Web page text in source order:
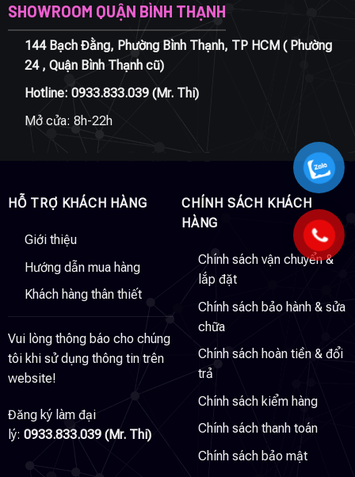
SHOWROOM QUẬN BÌNH THẠNH
144 Bạch Đằng, Phường Bình Thạnh, TP HCM ( Phường
24 , Quận Bình Thạnh cũ)
Hotline: 0933.833.039(Mr. Thi)
Mở cửa: 8h-22h
HỖ TRỢ KHÁCH HÀNG
Giới thiệu
Hướng dẫn mua hàng
Khách hàng thân thiết
Vui lòng thông báo cho chúng
tôi khi sử dụng thông tin trên
website!
Đăng ký làm đại
lý: 0933.833.039 (Mr. Thi)
CHÍNH SÁCH KHÁCH
HÀNG
Chính sách vận chuyển &
lắp đặt
Chính sách bảo hành & sửa
chữa
Chính sách hoàn tiền & đổi
trả
Chính sách kiểm hàng
Chính sách thanh toán
Chính sách bảo mật